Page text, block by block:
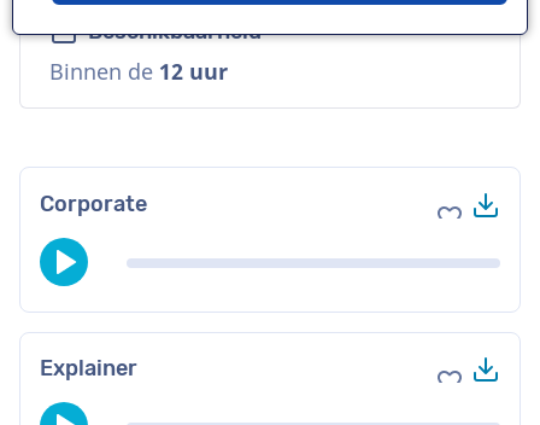
Beschikbaarheid
Binnen de 12 uur
Corporate Voeg toe
Explainer Voeg toe